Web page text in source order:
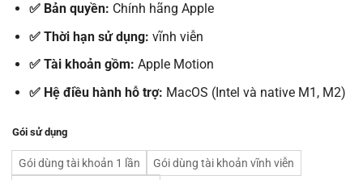
✅ Bản quyền: Chính hãng Apple
✅ Thời hạn sử dụng: vĩnh viễn
✅ Tài khoản gồm: Apple Motion
✅ Hệ điều hành hỗ trợ: MacOS (Intel và native M1, M2)
Gói sử dụng
Gói dùng tài khoản 1 lần
Gói dùng tài khoản vĩnh viễn